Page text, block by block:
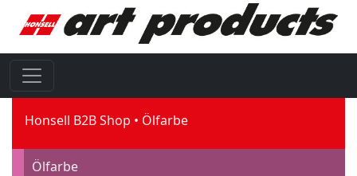
Honsell B2B Shop Ölfarbe
Ölfarbe